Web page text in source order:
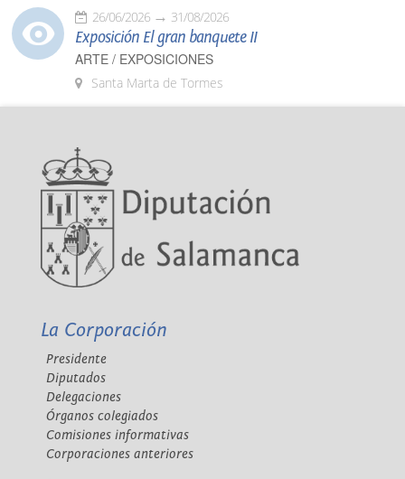
26/06/2026 31/08/2026
Exposición El gran banquete II
ARTE / EXPOSICIONES
Santa Marta de Tormes
La Corporación
Presidente
Diputados
Delegaciones
Órganos colegiados
Comisiones informativas
Corporaciones anteriores